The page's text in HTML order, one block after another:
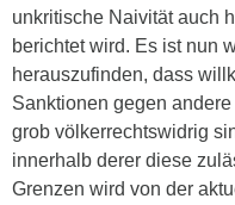
unkritische Naivität auch
berichtet wird. Es ist nun
herauszufinden, dass
Sanktionen gegen
grob völkerrechtswidrig
innerhalb derer diese
Grenzen wird von der